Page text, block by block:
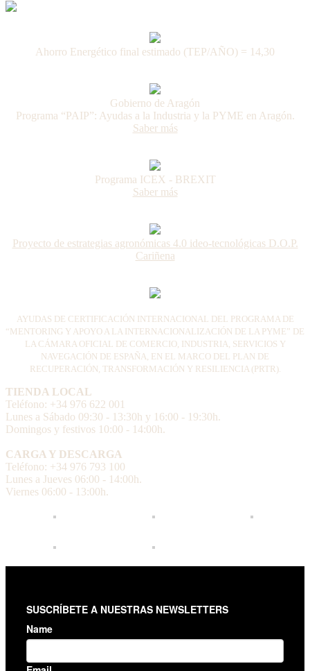
Ahorro Energético final estimado (TEP/AÑO) = 14,30
Gobierno de Aragón
Programa “PAIP”: Ayudas a la Industria y la PYME en Aragón.
Saber más
Programa ICEX - BREXIT
Saber más
Proyecto de estrategias agronómicas 4.0 ideo-tecnológicas D.O.P.
Cariñena
AYUDAS DE CERTIFICACIÓN INTERNACIONAL DEL PROGRAMA DE
“MENTORING Y APOYO A LA INTERNACIONALIZACIÓN DE LA PYME” DE
LA CÁMARA OFICIAL DE COMERCIO, INDUSTRIA, SERVICIOS Y
NAVEGACIÓN DE ESPAÑA, EN EL MARCO DEL PLAN DE
RECUPERACIÓN, TRANSFORMACIÓN Y RESILIENCIA (PRTR).
TIENDA LOCAL
Teléfono: +34 976 622 001
Lunes a Sábado 09:30 - 13:30h y 16:00 - 19:30h.
Domingos y festivos 10:00 - 14:00h.
CARGA Y DESCARGA
Teléfono: +34 976 793 100
Lunes a Jueves 06:00 - 14:00h.
Viernes 06:00 - 13:00h.